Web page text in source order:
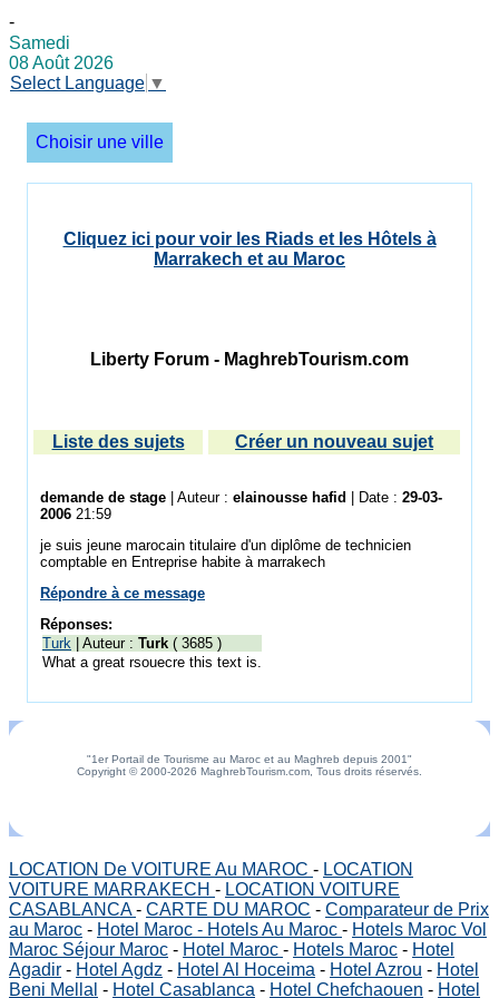
-
Samedi
08 Août 2026
Select Language ▼
Choisir une ville
Cliquez ici pour voir les Riads et les Hôtels à
Marrakech et au Maroc
Liberty Forum - MaghrebTourism.com
Liste des sujets Créer un nouveau sujet
demande de stage | Auteur : elainousse hafid | Date : 29-03-
2006 21:59
je suis jeune marocain titulaire d'un diplôme de technicien
comptable en Entreprise habite à marrakech
Répondre à ce message
Réponses:
Turk | Auteur : Turk ( 3685 )
What a great rsouecre this text is.
"1er Portail de Tourisme au Maroc et au Maghreb depuis 2001"
Copyright © 2000-2026 MaghrebTourism.com, Tous droits réservés.
LOCATION De VOITURE Au MAROC - LOCATION
VOITURE MARRAKECH - LOCATION VOITURE
CASABLANCA- CARTE DU MAROC - Comparateur de Prix
au Maroc - Hotel Maroc - Hotels Au Maroc - Hotels Maroc Vol
Maroc Séjour Maroc - Hotel Maroc - Hotels Maroc - Hotel
Agadir - Hotel Agdz - Hotel Al Hoceima - Hotel Azrou - Hotel
Beni Mellal - Hotel Casablanca - Hotel Chefchaouen - Hotel